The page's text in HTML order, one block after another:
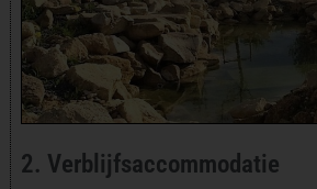
2. Verblijfsaccommodatie